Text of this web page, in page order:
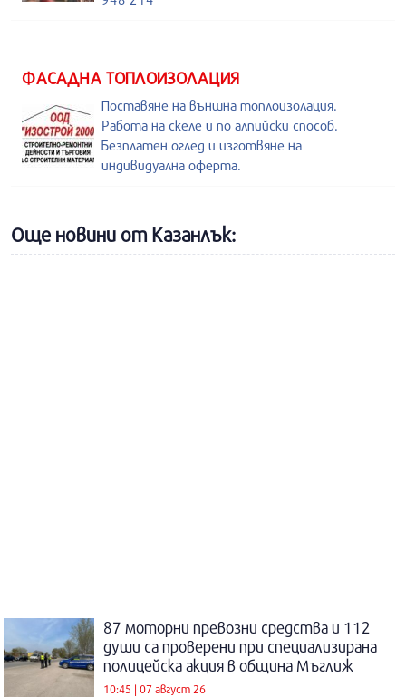
ФАСАДНА ТОПЛОИЗОЛАЦИЯ
Поставяне на външна топлоизолация.
Работа на скеле и по алпийски способ.
Безплатен оглед и изготвяне на
индивидуална оферта.
Още новини от Казанлък:
87 моторни превозни средства и 112
души са проверени при специализирана
полицейска акция в община Мъглиж
10:45 | 07 август 26